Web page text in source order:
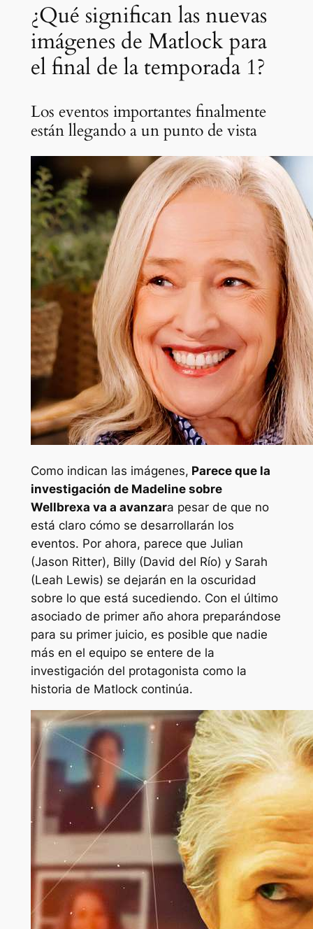
¿Qué significan las nuevas
imágenes de Matlock para
el final de la temporada 1?
Los eventos importantes finalmente
están llegando a un punto de vista
Como indican las imágenes, Parece que la
investigación de Madeline sobre
Wellbrexa va a avanzara pesar de que no
está claro cómo se desarrollarán los
eventos. Por ahora, parece que Julian
(Jason Ritter), Billy (David del Río) y Sarah
(Leah Lewis) se dejarán en la oscuridad
sobre lo que está sucediendo. Con el último
asociado de primer año ahora preparándose
para su primer juicio, es posible que nadie
más en el equipo se entere de la
investigación del protagonista como la
historia de Matlock continúa.